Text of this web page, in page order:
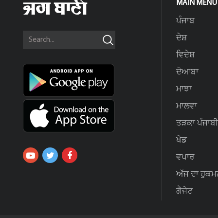
MAIN MENU
ਪੰਜਾਬ
ਦੇਸ਼
ਵਿਦੇਸ਼
ਦੋਆਬਾ
ਮਾਝਾ
ਮਾਲਵਾ
ਤੜਕਾ ਪੰਜਾਬੀ
ਖੇਡ
ਵਪਾਰ
ਅੱਜ ਦਾ
ਗੈਜੇਟ